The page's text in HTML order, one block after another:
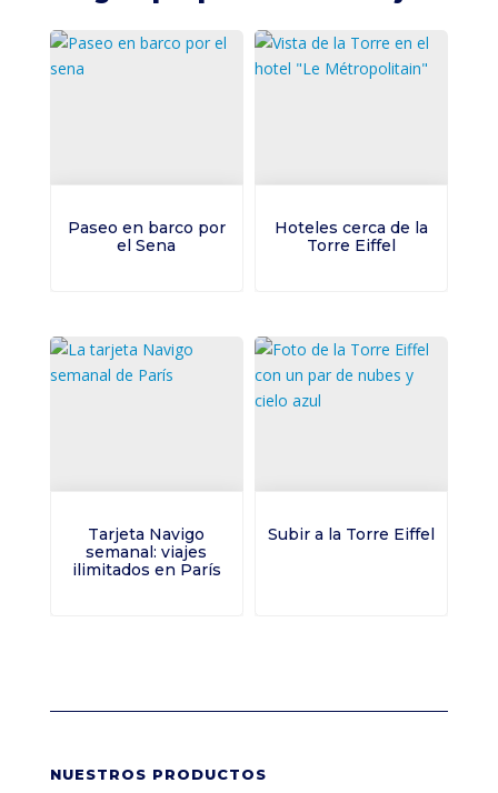
Paseo en barco por
el Sena
Hoteles cerca de la
Torre Eiffel
Tarjeta Navigo
semanal: viajes
ilimitados en París
Subir a la Torre Eiffel
NUESTROS PRODUCTOS